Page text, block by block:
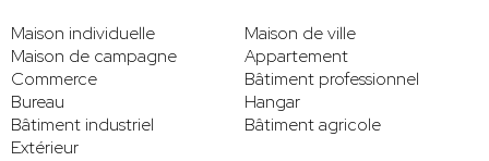
Maison individuelle
Maison de ville
Maison de campagne
Appartement
Commerce
Bâtiment professionnel
Bureau
Hangar
Bâtiment industriel
Bâtiment agricole
Extérieur